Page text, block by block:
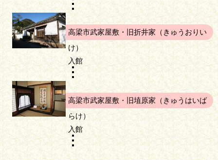
高梁市武家屋敷・旧折井家（きゅうおりい
け）
入館
高梁市武家屋敷・旧埴原家（きゅうはいば
らけ）
入館